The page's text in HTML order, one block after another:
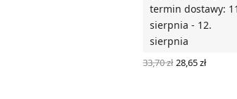
termin dostawy:
sierpnia - 12.
sierpnia
33,70zł Pierwotna
cena
28,65zł